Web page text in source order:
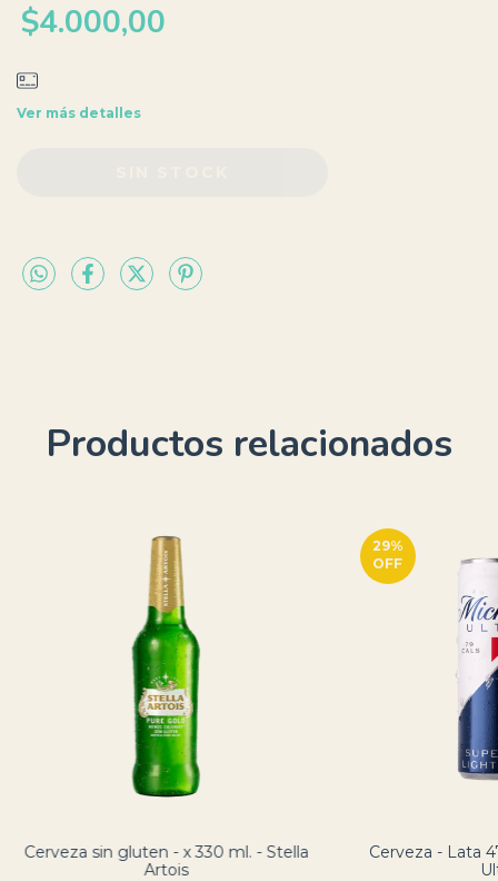
$4.000,00
Ver más detalles
Productos relacionados
Cerveza sin gluten - x 330 ml. - Stella
Artois
29%
OFF
Cerveza - Lata